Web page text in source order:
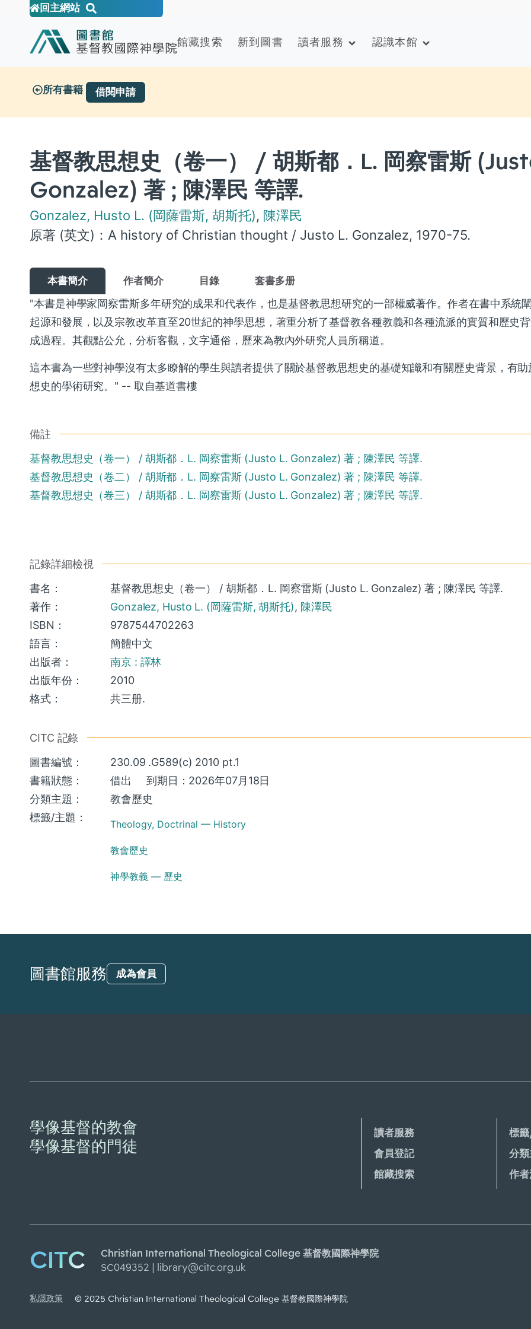
回主網站
館藏搜索 新到圖書 讀者服務 認識本館
所有書籍 借閱申請
基督教思想史（卷一） / 胡斯都．L. 岡察雷斯
Gonzalez) 著 ; 陳澤民 等譯.
Gonzalez, Husto L. (岡薩雷斯, 胡斯托), 陳澤民
原著 (英文)： A history of Christian thought / Justo L. Gonzalez, 1970-75.
本書簡介 作者簡介 目錄 套書多册
"本書是神學家岡察雷斯多年研究的成果和代表作，也是基督教思想研究的一部權威著作。作者在書中系統
起源和發展，以及宗教改革直至20世紀的神學思想，著重分析了基督教各種教義和各種流派的實質和歷史
成過程。其觀點公允，分析客觀，文字通俗，歷來為教內外研究人員所稱道。
這本書為一些對神學沒有太多瞭解的學生與讀者提供了關於基督教思想史的基礎知識和有關歷史背景，有
想史的學術研究。" -- 取自基道書樓
備註
基督教思想史（卷一） / 胡斯都．L. 岡察雷斯 (Justo L. Gonzalez) 著 ; 陳澤民 等譯.
基督教思想史（卷二） / 胡斯都．L. 岡察雷斯 (Justo L. Gonzalez) 著 ; 陳澤民 等譯.
基督教思想史（卷三） / 胡斯都．L. 岡察雷斯 (Justo L. Gonzalez) 著 ; 陳澤民 等譯.
記錄詳細檢視
書名：
基督教思想史（卷一） / 胡斯都．L. 岡察雷斯 (Justo L. Gonzalez) 著 ; 陳澤民 等譯.
著作：
Gonzalez, Husto L. (岡薩雷斯, 胡斯托), 陳澤民
ISBN：
9787544702263
語言：
簡體中文
出版者：
南京 : 譯林
出版年份：
2010
格式：
共三册.
CITC 記錄
圖書編號：
230.09 .G589(c) 2010 pt.1
書籍狀態：
借出
到期日：2026年07月18日
分類主題：
教會歷史
標籤/主題：
Theology, Doctrinal — History
教會歷史
神學教義 — 歷史
圖書館服務 成為會員
學像基督的教會
學像基督的門徒
讀者服務
會員登記
館藏搜索
標
分
作
CITC
Christian International Theological College 基督教國際神學院
SC049352 | library@citc.org.uk
私隱政策 © 2025 Christian International Theological College 基督教國際神學院